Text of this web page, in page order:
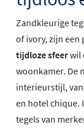
Zandkleurige
of ivory, zijn een
tijdloze sfeerwil
woonkamer. De
interieurstijl,
en hotel chique.
tegels van